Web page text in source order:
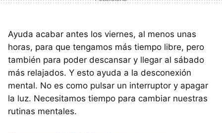
Ayuda acabar antes los viernes, al menos unas
horas, para que tengamos más tiempo libre, pero
también para poder descansar y llegar al sábado
más relajados. Y esto ayuda a la desconexión
mental. No es como pulsar un interruptor y apagar
la luz. Necesitamos tiempo para cambiar nuestras
rutinas mentales.